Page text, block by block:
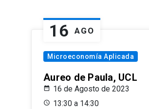
16 AGO
Microeconomía Aplicada
Aureo de Paula, UCL
16 de Agosto de 2023
13:30 a 14:30